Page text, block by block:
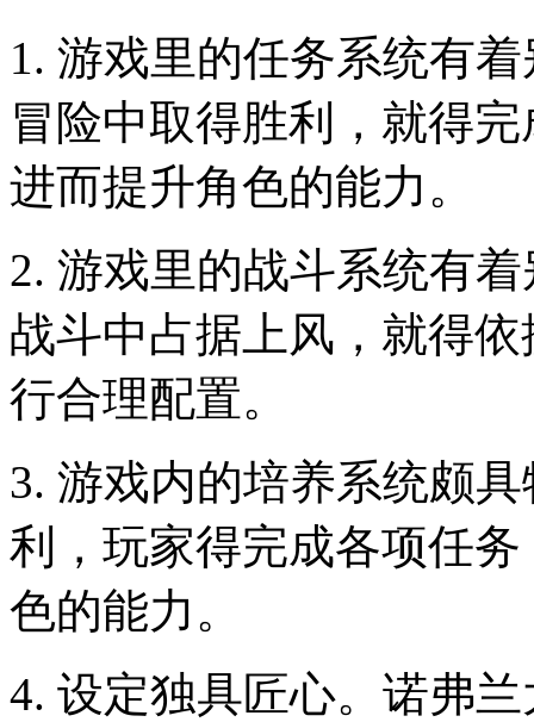
1. 游戏里的任务系统有
冒险中取得胜利，就得
进而提升角色的能力。
2. 游戏里的战斗系统有
战斗中占据上风，就得
行合理配置。
3. 游戏内的培养系统颇
利，玩家得完成各项任
色的能力。
4. 设定独具匠心。诺弗